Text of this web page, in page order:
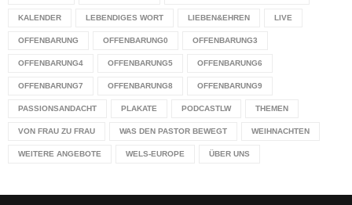
KALENDER LEBENDIGES WORT LIEBEN&EHREN LIVE
OFFENBARUNG OFFENBARUNG0 OFFENBARUNG3
OFFENBARUNG4 OFFENBARUNG5 OFFENBARUNG6
OFFENBARUNG7 OFFENBARUNG8 OFFENBARUNG9
PASSIONSANDACHT PLAKATE PODCASTLW THEMEN
VON FRAU ZU FRAU WAS DEN PASTOR BEWEGT WEIHNACHTEN
WEITERE ANGEBOTE WELS-EUROPE ÜBER UNS